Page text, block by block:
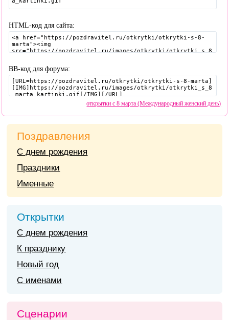
HTML-код для сайта:
BB-код для форума:
открытки с 8 марта (Международный женский день)
Поздравления
С днем рождения
Праздники
Именные
Открытки
С днем рождения
К празднику
Новый год
С именами
Сценарии